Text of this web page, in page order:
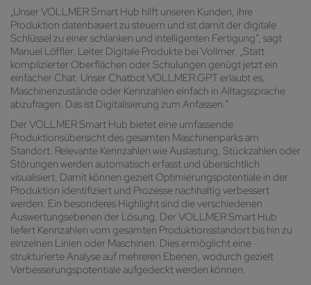
„Unser VOLLMER Smart Hub hilft unseren Kunden, ihre
Produktion datenbasiert zu steuern und ist damit der digitale
Schlüssel zu einer schlanken und intelligenten Fertigung“, sagt
Manuel Löffler, Leiter Digitale Produkte bei Vollmer. „Statt
komplizierter Oberflächen oder Schulungen genügt jetzt ein
einfacher Chat. Unser Chatbot VOLLMER.GPT erlaubt es,
Maschinenzustände oder Kennzahlen einfach in Alltagssprache
abzufragen. Das ist Digitalisierung zum Anfassen.“
Der VOLLMER Smart Hub bietet eine umfassende
Produktionsübersicht des gesamten Maschinenparks am
Standort. Relevante Kennzahlen wie Auslastung, Stückzahlen oder
Störungen werden automatisch erfasst und übersichtlich
visualisiert. Damit können gezielt Optimierungspotentiale in der
Produktion identifiziert und Prozesse nachhaltig verbessert
werden. Ein besonderes Highlight sind die verschiedenen
Auswertungsebenen der Lösung. Der VOLLMER Smart Hub
liefert Kennzahlen vom gesamten Produktionsstandort bis hin zu
einzelnen Linien oder Maschinen. Dies ermöglicht eine
strukturierte Analyse auf mehreren Ebenen, wodurch gezielt
Verbesserungspotentiale aufgedeckt werden können.